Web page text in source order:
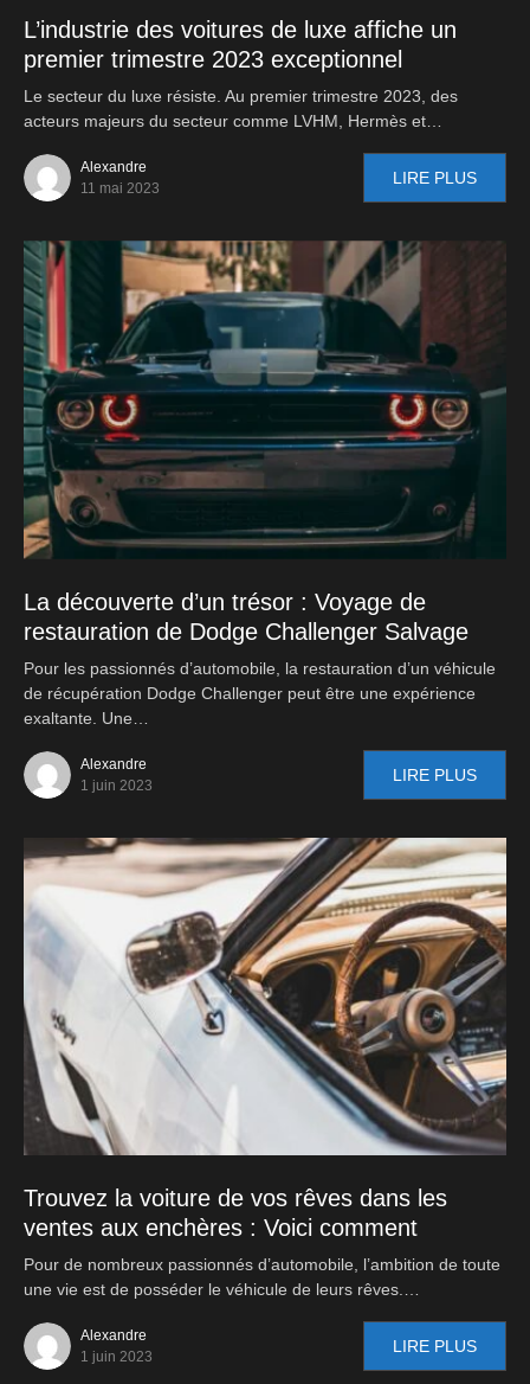
L’industrie des voitures de luxe affiche un
premier trimestre 2023 exceptionnel
Le secteur du luxe résiste. Au premier trimestre 2023, des
acteurs majeurs du secteur comme LVHM, Hermès et…
Alexandre
11 mai 2023
LIRE PLUS
La découverte d’un trésor : Voyage de
restauration de Dodge Challenger Salvage
Pour les passionnés d’automobile, la restauration d’un véhicule
de récupération Dodge Challenger peut être une expérience
exaltante. Une…
Alexandre
1 juin 2023
LIRE PLUS
Trouvez la voiture de vos rêves dans les
ventes aux enchères : Voici comment
Pour de nombreux passionnés d’automobile, l’ambition de toute
une vie est de posséder le véhicule de leurs rêves.…
Alexandre
1 juin 2023
LIRE PLUS